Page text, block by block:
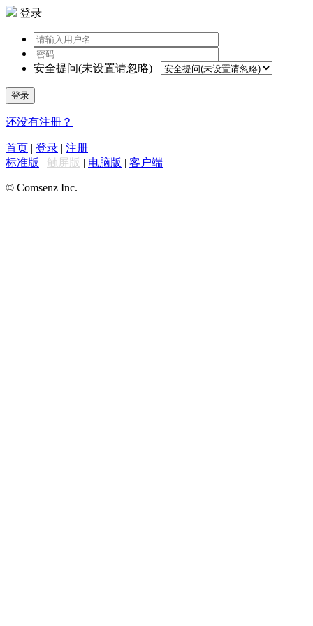
登录
安全提问(未设置请忽略)
登录
还没有注册？
首页 | 登录 | 注册
标准版 | 触屏版 | 电脑版 | 客户端
© Comsenz Inc.